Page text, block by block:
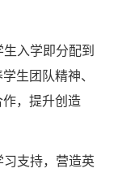
入学即分配到
生团队精神、
，提升创造
支持，营造英